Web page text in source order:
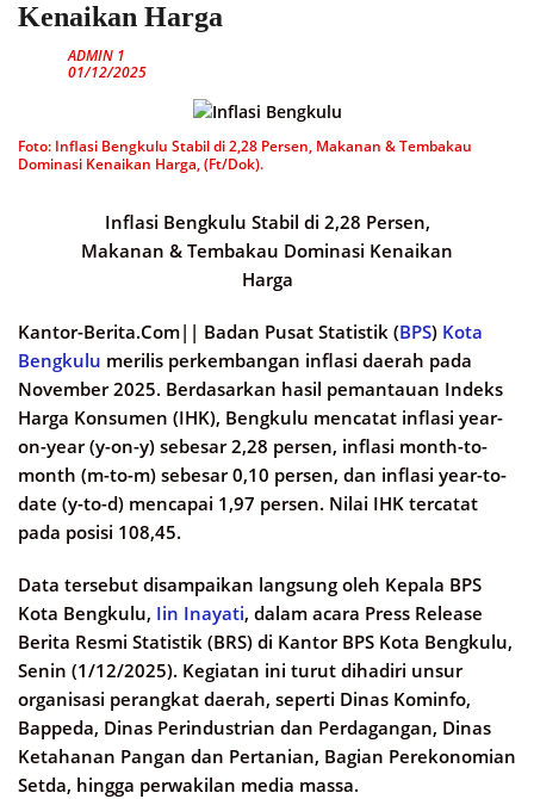
Kenaikan Harga
ADMIN 1
01/12/2025
Foto: Inflasi Bengkulu Stabil di 2,28 Persen, Makanan & Tembakau
Dominasi Kenaikan Harga, (Ft/Dok).
Inflasi Bengkulu Stabil di 2,28 Persen,
Makanan & Tembakau Dominasi Kenaikan
Harga
Kantor-Berita.Com|| Badan Pusat Statistik (BPS) Kota
Bengkulu merilis perkembangan inflasi daerah pada
November 2025. Berdasarkan hasil pemantauan Indeks
Harga Konsumen (IHK), Bengkulu mencatat inflasi year-
on-year (y-on-y) sebesar 2,28 persen, inflasi month-to-
month (m-to-m) sebesar 0,10 persen, dan inflasi year-to-
date (y-to-d) mencapai 1,97 persen. Nilai IHK tercatat
pada posisi 108,45.
Data tersebut disampaikan langsung oleh Kepala BPS
Kota Bengkulu, Iin Inayati, dalam acara Press Release
Berita Resmi Statistik (BRS) di Kantor BPS Kota Bengkulu,
Senin (1/12/2025). Kegiatan ini turut dihadiri unsur
organisasi perangkat daerah, seperti Dinas Kominfo,
Bappeda, Dinas Perindustrian dan Perdagangan, Dinas
Ketahanan Pangan dan Pertanian, Bagian Perekonomian
Setda, hingga perwakilan media massa.